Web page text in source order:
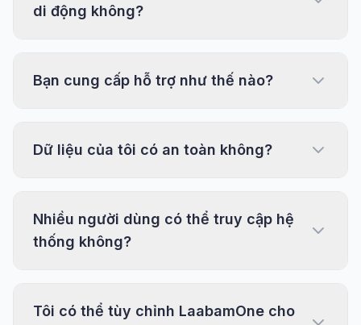
di động không?
Bạn cung cấp hỗ trợ như thế nào?
Dữ liệu của tôi có an toàn không?
Nhiều người dùng có thể truy cập hệ
thống không?
Tôi có thể tùy chỉnh LaabamOne cho